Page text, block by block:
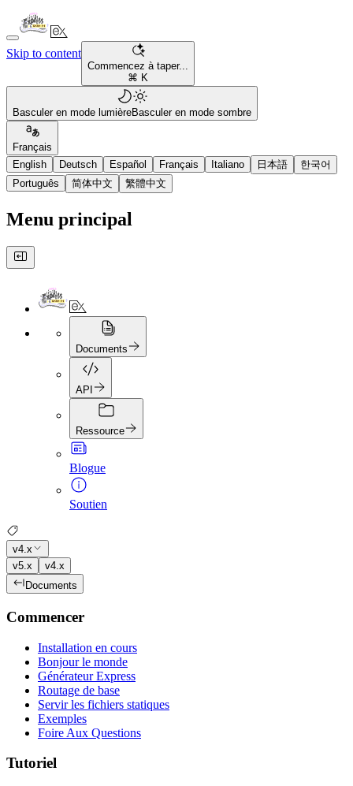
Skip to content
Commencez à taper...
⌘ K
Basculer en mode lumièreBasculer en mode sombre
Français
English
Deutsch Español Français Italiano 日本語
한국어
Português
简体中文 繁體中文
Menu principal
Documents
API
Ressource
Blogue
Soutien
v4.x
v5.x
v4.x
Documents
Commencer
Installation en cours
Bonjour le monde
Générateur Express
Routage de base
Servir les fichiers statiques
Exemples
Foire Aux Questions
Tutoriel